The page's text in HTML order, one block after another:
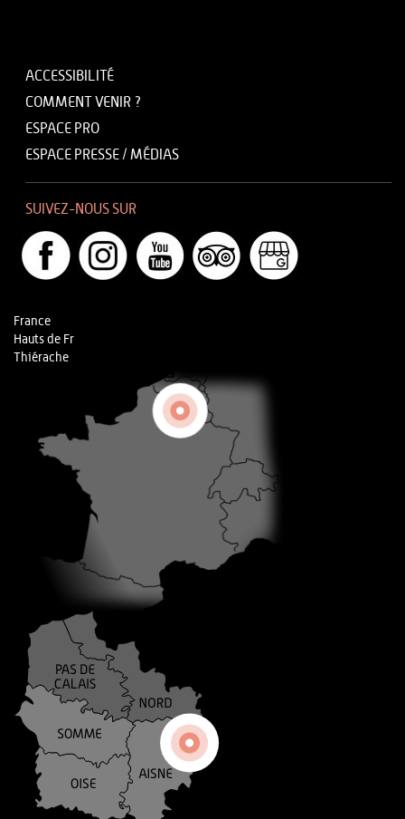
ACCESSIBILITÉ
COMMENT VENIR ?
ESPACE PRO
ESPACE PRESSE / MÉDIAS
SUIVEZ-NOUS SUR
France
Hauts de Fr
Thiérache